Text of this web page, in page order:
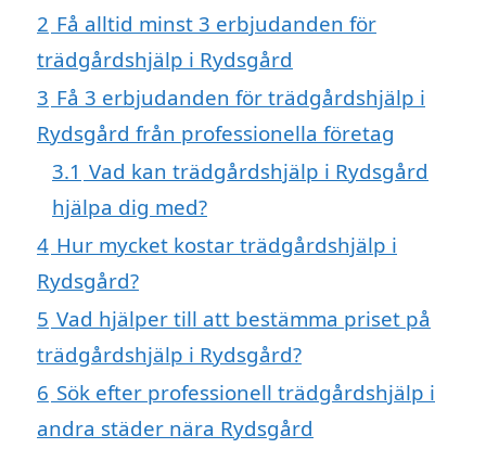
2 Få alltid minst 3 erbjudanden för
trädgårdshjälp i Rydsgård
3 Få 3 erbjudanden för trädgårdshjälp i
Rydsgård från professionella företag
3.1 Vad kan trädgårdshjälp i Rydsgård
hjälpa dig med?
4 Hur mycket kostar trädgårdshjälp i
Rydsgård?
5 Vad hjälper till att bestämma priset på
trädgårdshjälp i Rydsgård?
6 Sök efter professionell trädgårdshjälp i
andra städer nära Rydsgård